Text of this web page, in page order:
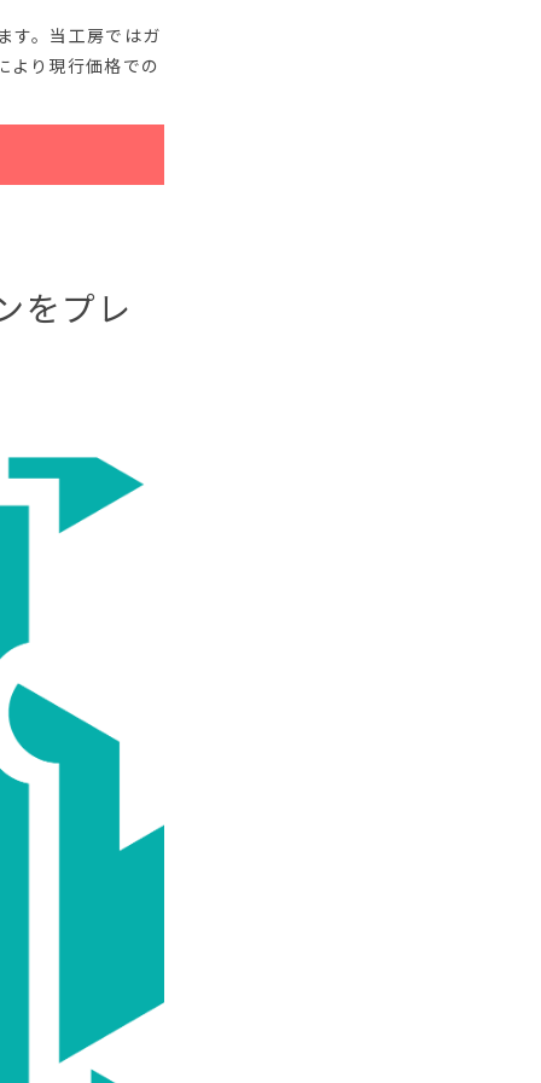
す。当工房ではガ
より現行価格での
をプレ